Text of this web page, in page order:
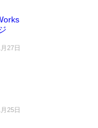
27日
25日